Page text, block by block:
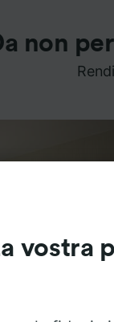
non
vostra